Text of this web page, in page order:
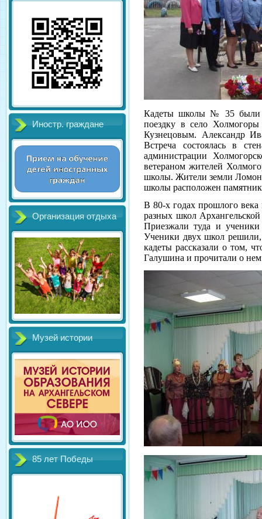
Иностр. граждане
Организация отдыха
Музей истории
85 лет Победы
Кадеты школы № 35 были
поездку в село
Кузнецовым. Александр
Встреча состоялась в
администрации
ветераном жителей
школы. Жители земли
школы расположен
В 80-х годах прошлого века
разных школ
Приезжали туда и
Ученики двух школ решили,
кадеты рассказали о том,
Галушина и прочитали о